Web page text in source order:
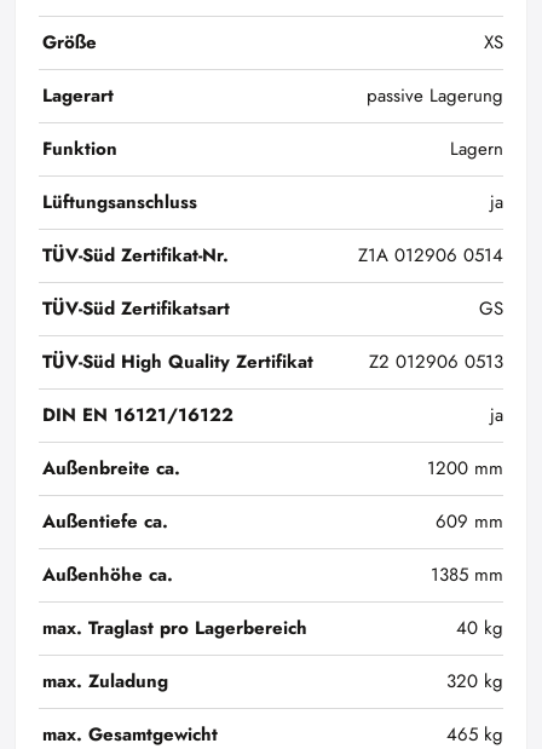
Größe
XS
Lagerart
passive Lagerung
Funktion
Lagern
Lüftungsanschluss
ja
TÜV-Süd Zertifikat-Nr.
Z1A 012906 0514
TÜV-Süd Zertifikatsart
GS
TÜV-Süd High Quality Zertifikat
Z2 012906 0513
DIN EN 16121/16122
ja
Außenbreite ca.
1200 mm
Außentiefe ca.
609 mm
Außenhöhe ca.
1385 mm
max. Traglast pro Lagerbereich
40 kg
max. Zuladung
320 kg
max. Gesamtgewicht
465 kg